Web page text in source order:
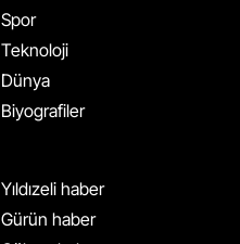
Spor
Teknoloji
Dünya
Biyografiler
Yıldızeli haber
Gürün haber